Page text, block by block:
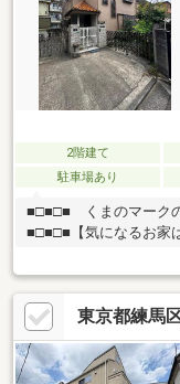
2階建て
駐車場あり
■□■□■ くまのマーク
■□■□■【気になるお家
門店です資格を保有し
手伝い致します。【街
30周年】不動産査定に
ます。お住まい替えの
介も行うことで、情報
Instagram、LINEアカ
東京都練馬